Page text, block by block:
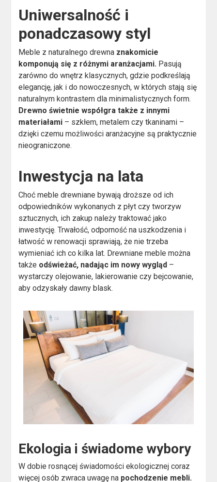
Uniwersalność i
ponadczasowy styl
Meble z naturalnego drewna znakomicie
komponują się z różnymi aranżacjami. Pasują
zarówno do wnętrz klasycznych, gdzie podkreślają
elegancję, jak i do nowoczesnych, w których stają się
naturalnym kontrastem dla minimalistycznych form.
Drewno świetnie współgra także z innymi
materiałami – szkłem, metalem czy tkaninami –
dzięki czemu możliwości aranżacyjne są praktycznie
nieograniczone.
Inwestycja na lata
Choć meble drewniane bywają droższe od ich
odpowiedników wykonanych z płyt czy tworzyw
sztucznych, ich zakup należy traktować jako
inwestycję. Trwałość, odporność na uszkodzenia i
łatwość w renowacji sprawiają, że nie trzeba
wymieniać ich co kilka lat. Drewniane meble można
także odświeżać, nadając im nowy wygląd –
wystarczy olejowanie, lakierowanie czy bejcowanie,
aby odzyskały dawny blask.
Ekologia i świadome wybory
W dobie rosnącej świadomości ekologicznej coraz
więcej osób zwraca uwagę na pochodzenie mebli.